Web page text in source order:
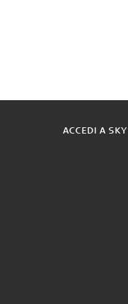
ACCEDI A